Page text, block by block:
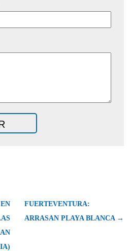
FUERTEVENTURA:
ARRASAN PLAYA BLANCA →